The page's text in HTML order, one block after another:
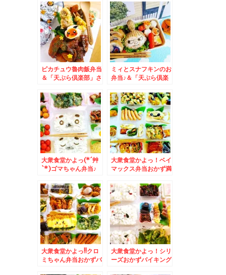
ピカチュウ魯肉飯弁当
＆「天ぷら倶楽部」さ
食」「真だち天」食べ
たぁ(*´艸`*)
ミィとスナフキンのお
弁当♪＆「天ぷら倶楽
天丼」が無性に食べた
くなる(*´艸`*)
大衆食堂かよっ(*´艸
`*)ゴマちゃん弁当♪
リ・サンゴールドキウ
イ」が美味っ！！
大衆食堂かよっ！ベイ
マックス弁当おかず満
が美味しいと思うお店
(*´艸`*)ランチタイム
しか営業されてないで
すよ～
大衆食堂かよっ!!クロ
ミちゃん弁当おかずバ
大衆食堂かよっ！シリ
ーズおかずバイキング